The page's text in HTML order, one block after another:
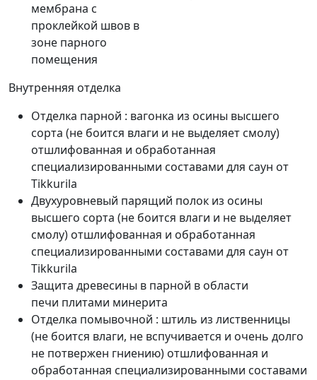
мембрана с
проклейкой швов в
зоне парного
помещения
Внутренняя отделка
Отделка парной : вагонка из осины высшего
сорта (не боится влаги и не выделяет смолу)
отшлифованная и обработанная
специализированными составами для саун от
Tikkurila
Двухуровневый парящий полок из осины
высшего сорта (не боится влаги и не выделяет
смолу) отшлифованная и обработанная
специализированными составами для саун от
Tikkurila
Защита древесины в парной в области
печи плитами минерита
Отделка помывочной : штиль из лиственницы
(не боится влаги, не вспучивается и очень долго
не потвержен гниению) отшлифованная и
обработанная специализированными составами